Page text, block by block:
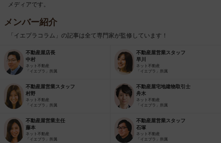
メディアです。
メンバー紹介
「イエプラコラム」の記事は全て専門家が監修しています！
不動産屋店長
中村
ネット不動産
「イエプラ」所属
不動産屋営業スタッフ
早川
ネット不動産
「イエプラ」所属
不動産屋営業スタッフ
村野
ネット不動産
「イエプラ」所属
不動産屋宅地建物取引士
舟木
ネット不動産
「イエプラ」所属
不動産屋営業主任
藤本
ネット不動産
「イエプラ」所属
不動産屋営業スタッフ
石塚
ネット不動産
「イエプラ」所属